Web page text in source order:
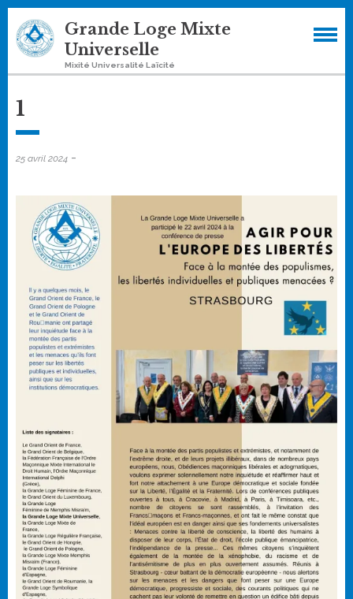
Skip
to
content
Grande Loge Mixte
Universelle
Mixité Universalité Laïcité
1
25 avril 2024 -